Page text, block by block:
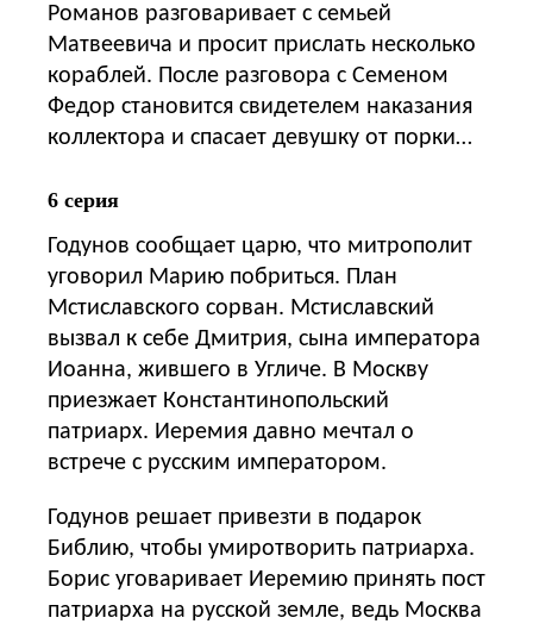
Романов разговаривает с семьей
Матвеевича и просит прислать несколько
кораблей. После разговора с Семеном
Федор становится свидетелем наказания
коллектора и спасает девушку от порки…
6 серия
Годунов сообщает царю, что митрополит
уговорил Марию побриться. План
Мстиславского сорван. Мстиславский
вызвал к себе Дмитрия, сына императора
Иоанна, жившего в Угличе. В Москву
приезжает Константинопольский
патриарх. Иеремия давно мечтал о
встрече с русским императором.
Годунов решает привезти в подарок
Библию, чтобы умиротворить патриарха.
Борис уговаривает Иеремию принять пост
патриарха на русской земле, ведь Москва